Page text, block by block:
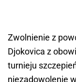
Zwolnienie z
Djokovica z
turnieju
niezadowolenie